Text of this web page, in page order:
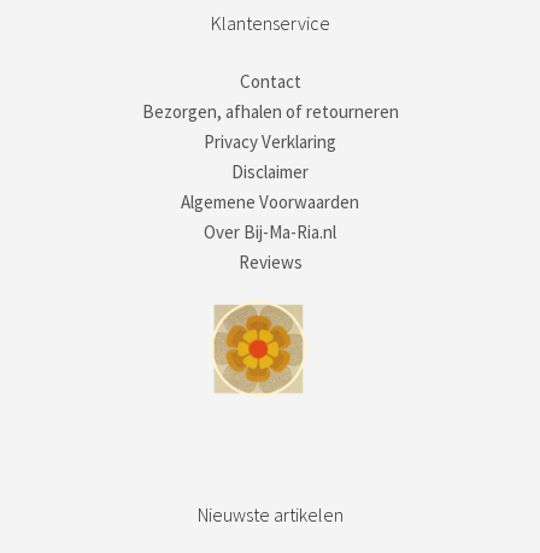
Klantenservice
Contact
Bezorgen, afhalen of retourneren
Privacy Verklaring
Disclaimer
Algemene Voorwaarden
Over Bij-Ma-Ria.nl
Reviews
Nieuwste artikelen